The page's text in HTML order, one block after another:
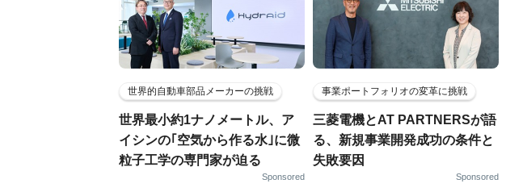
世界的自動車部品メーカーの挑戦
世界最小約1ナノメートル、ア
イシンの｢空気から作る水｣に微
粒子工学の専門家が迫る
Sponsored
事業ポートフォリオの変革に挑戦
三菱電機とAT PARTNERSが語
る、新規事業開発成功の条件と
失敗要因
Sponsored